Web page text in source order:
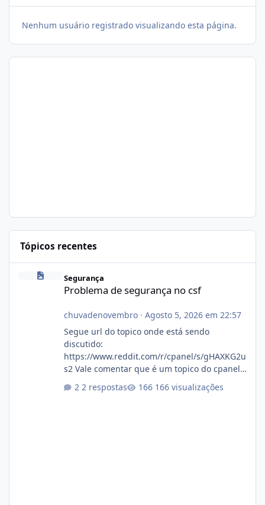
Nenhum usuário registrado visualizando esta página.
Tópicos recentes
Problema de segurança no csf
Segurança
Problema de segurança no csf
chuvadenovembro· Agosto 5, 2026 em 22:57
Segue url do topico onde está sendo
discutido:
https://www.reddit.com/r/cpanel/s/gHAXKG2u
s2 Vale comentar que é um topico do cpanel...
Não sei como ta a pegada no da.
2 respostas 166 visualizações